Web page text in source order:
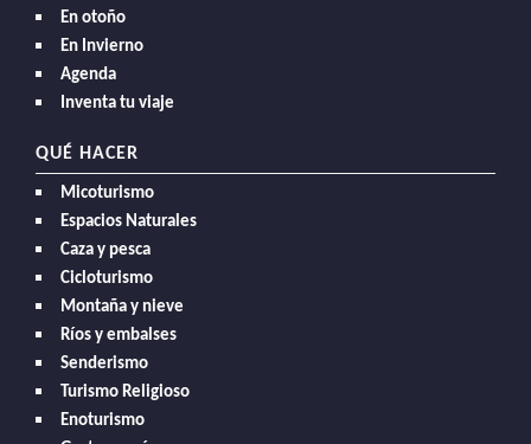
En otoño
En Invierno
Agenda
Inventa tu viaje
QUÉ HACER
Micoturismo
Espacios Naturales
Caza y pesca
Cicloturismo
Montaña y nieve
Ríos y embalses
Senderismo
Turismo Religioso
Enoturismo